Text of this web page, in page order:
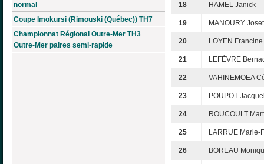
normal
Coupe Imokursi (Rimouski (Québec)) TH7
Championnat Régional Outre-Mer TH3
Outre-Mer paires semi-rapide
18 HAMEL Janick
19 MANOURY
20 LOYEN Francine
21 LEFÈVRE
22 VAHINEMOEA
23 POUPOT
24 ROUCOULT
25 LARRUE Marie-
26 BOREAU